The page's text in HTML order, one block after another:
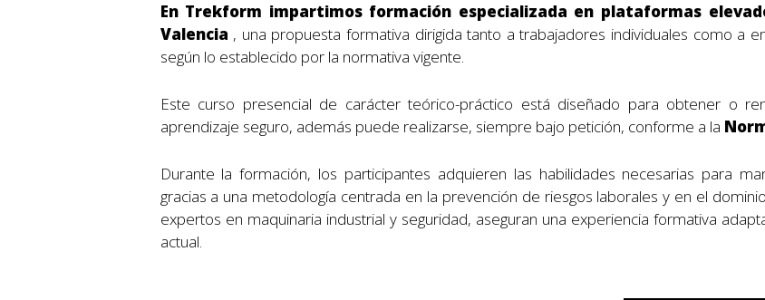
En Trekform impartimos formación especializada en plataformas
Valencia , una propuesta formativa dirigida tanto a trabajadores individuales como a
según lo establecido por la normativa vigente.
Este curso presencial de carácter teórico-práctico está diseñado para obtener o
aprendizaje seguro, además puede realizarse, siempre bajo petición, conforme a la
Durante la formación, los participantes adquieren las habilidades necesarias para
gracias a una metodología centrada en la prevención de riesgos laborales y en el
expertos en maquinaria industrial y seguridad, aseguran una experiencia formativa
actual.